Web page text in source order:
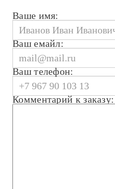
Ваше имя:
Ваш емайл:
Ваш телефон:
Комментарий к заказу: